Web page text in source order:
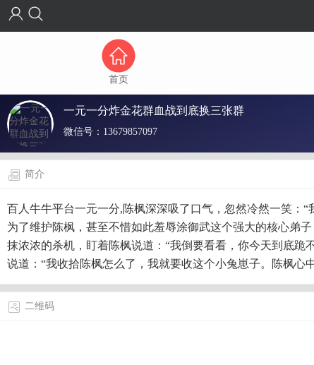
首页
一元一分炸金花群血战到底换三张群
微信号： 13679857097
简介
百人牛牛平台一元一分,陈枫深深吸了口气，忽然冷然一笑：“
为了维护陈枫，甚至不惜如此羞辱涂御武这个强大的核心弟
抹浓浓的杀机，盯着陈枫说道：“我倒要看看，你今天到底
说道：“我收拾陈枫怎么了，我就要收这个小兔崽子。陈枫心
二维码